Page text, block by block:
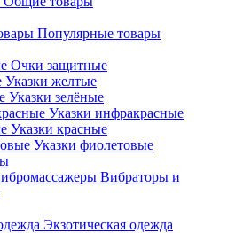
Популярные товары
Очки защитные
Указки желтые
Указки зелёные
Указки инфракрасные
Указки красные
Указки фиолетовые
Вибраторы и
Экзотическая одежда